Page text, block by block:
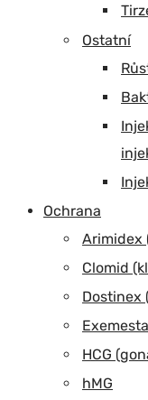
Ostatní
Ochrana
Arimidex
Clomid
Dostinex
HCG
hMG